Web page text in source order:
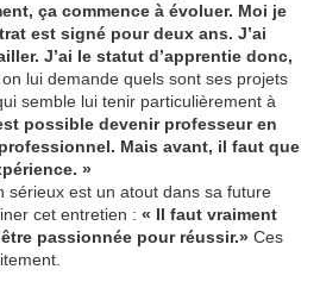
ça commence à évoluer. Moi je
est signé pour deux ans. J’ai
J’ai le statut d’apprentie donc,
lui demande quels sont ses projets
semble lui tenir particulièrement à
possible devenir professeur en
Mais avant, il faut que
»
sérieux est un atout dans sa future
cet entretien : « Il faut vraiment
passionnée pour réussir.» Ces